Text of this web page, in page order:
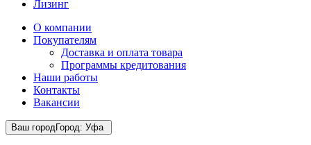
Лизинг
О компании
Покупателям
Доставка и оплата товара
Программы кредитования
Наши работы
Контакты
Вакансии
Ваш городГород: Уфа